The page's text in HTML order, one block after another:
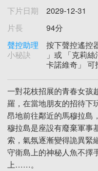
下片日期
2029-12-31
片長
94分
聲控助理
小秘訣
按下聲控遙控
」或 「克莉
卡諾維奇」 可
一對花枝招展的青春女孩
羅，在當地朋友的招待下
昂地前往鄰近的馬穆拉島
穆拉島是座設有廢棄軍事
索，氣氛逐漸變得詭異緊
守衛島上的神秘人魚不擇
上……。